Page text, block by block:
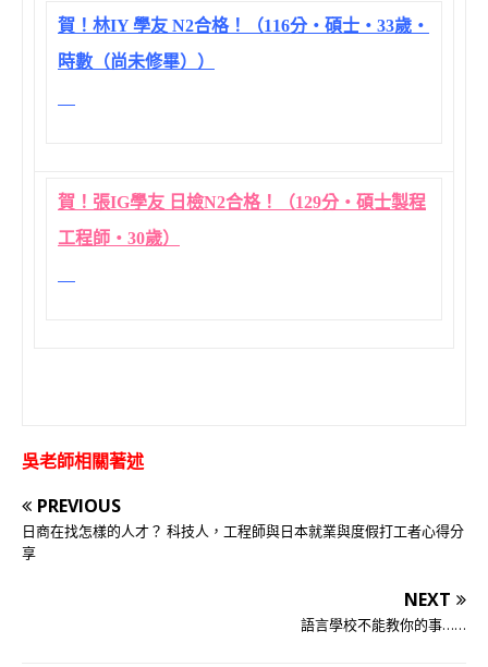
賀！林IY 學友 N2合格！（116分‧碩士‧33歲‧
時數（尚未修畢））
賀！張IG學友 日檢N2合格！（129分‧碩士製程
工程師‧30歲）
吳老師相關著述
PREVIOUS
日商在找怎樣的人才？ 科技人，工程師與日本就業與度假打工者心得分
享
NEXT
語言學校不能教你的事……